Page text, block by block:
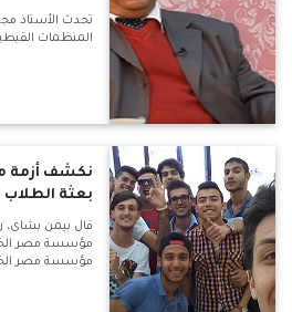
تحدث الأستاذ
المنظمات
نكشف أزمة
بعثة الطلاب
قال بيمن بشاى،
مؤسسة مصر الخير
مؤسسة مصر